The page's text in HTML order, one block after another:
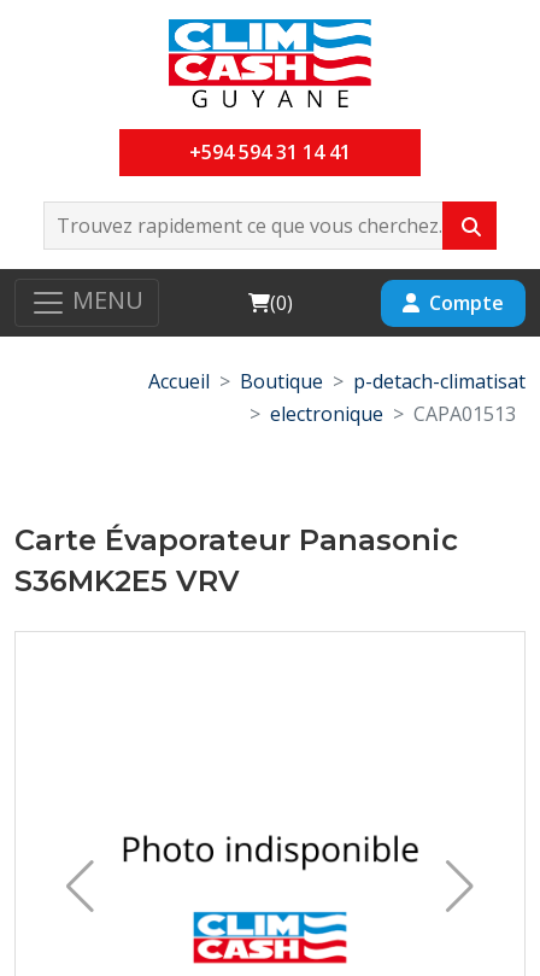
+594 594 31 14 41
MENU Cart
(0) Compte
Accueil Boutique
p-detach-climatisat
electronique
CAPA01513
Carte Évaporateur Panasonic
S36MK2E5 VRV